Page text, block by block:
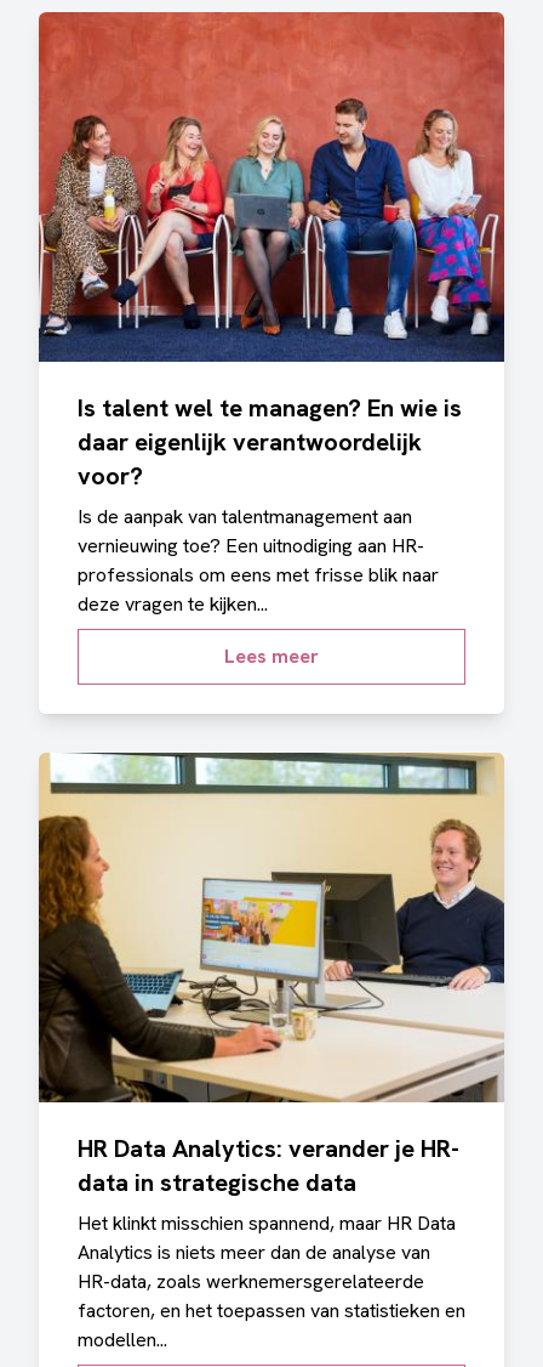
Is talent wel te managen? En wie is
daar eigenlijk verantwoordelijk
voor?
Is de aanpak van talentmanagement aan
vernieuwing toe? Een uitnodiging aan HR-
professionals om eens met frisse blik naar
deze vragen te kijken...
Lees meer
HR Data Analytics: verander je HR-
data in strategische data
Het klinkt misschien spannend, maar HR Data
Analytics is niets meer dan de analyse van
HR-data, zoals werknemersgerelateerde
factoren, en het toepassen van statistieken en
modellen...